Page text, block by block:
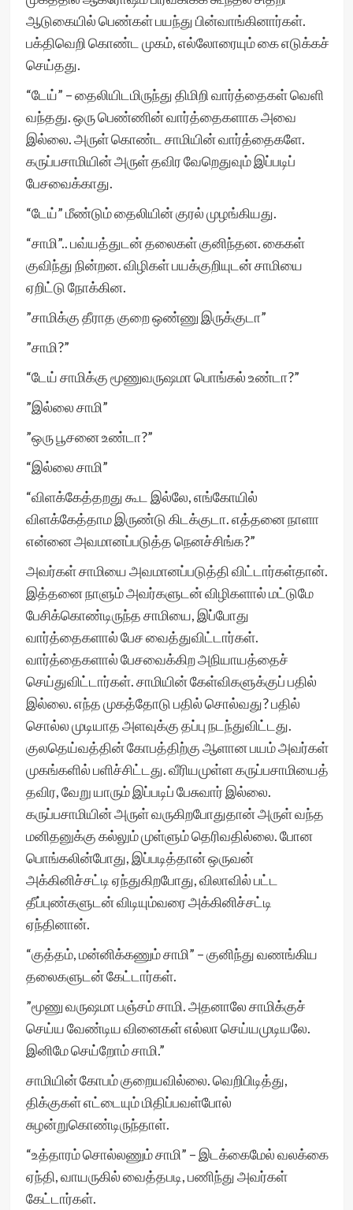
ஆடுகையில் பெண்கள் பயந்து பின்வாங்கினார்கள்.
பக்திவெறி கொண்ட முகம், எல்லோரையும் கை எடுக்கச்
செய்தது.
“டேய்” – தைலியிடமிருந்து திமிறி வார்த்தைகள் வெளி
வந்தது. ஒரு பெண்ணின் வார்த்தைகளாக அவை
இல்லை. அருள் கொண்ட சாமியின் வார்த்தைகளே.
கருப்பசாமியின் அருள் தவிர வேறெதுவும் இப்படிப்
பேசவைக்காது.
“டேய்” மீண்டும் தைலியின் குரல் முழங்கியது.
“சாமி”.. பவ்யத்துடன் தலைகள் குனிந்தன. கைகள்
குவிந்து நின்றன. விழிகள் பயக்குறியுடன் சாமியை
ஏறிட்டு நோக்கின.
”சாமிக்கு தீராத குறை ஒண்ணு இருக்குடா”
”சாமி?”
“டேய் சாமிக்கு மூணுவருஷமா பொங்கல் உண்டா?”
”இல்லை சாமி”
”ஒரு பூசனை உண்டா?”
“இல்லை சாமி”
“விளக்கேத்தறது கூட இல்லே, எங்கோயில்
விளக்கேத்தாம இருண்டு கிடக்குடா. எத்தனை நாளா
என்னை அவமானப்படுத்த நெனச்சிங்க?”
அவர்கள் சாமியை அவமானப்படுத்தி விட்டார்கள்தான்.
இத்தனை நாளும் அவர்களுடன் விழிகளால் மட்டுமே
பேசிக்கொண்டிருந்த சாமியை, இப்போது
வார்த்தைகளால் பேச வைத்துவிட்டார்கள்.
வார்த்தைகளால் பேசவைக்கிற அநியாயத்தைச்
செய்துவிட்டார்கள். சாமியின் கேள்விகளுக்குப் பதில்
இல்லை. எந்த முகத்தோடு பதில் சொல்வது? பதில்
சொல்ல முடியாத அளவுக்கு தப்பு நடந்துவிட்டது.
குலதெய்வத்தின் கோபத்திற்கு ஆளான பயம் அவர்கள்
முகங்களில் பளிச்சிட்டது. வீரியமுள்ள கருப்பசாமியைத்
தவிர, வேறு யாரும் இப்படிப் பேசுவார் இல்லை.
கருப்பசாமியின் அருள் வருகிறபோதுதான் அருள் வந்த
மனிதனுக்கு கல்லும் முள்ளும் தெரிவதில்லை. போன
பொங்கலின்போது, இப்படித்தான் ஒருவன்
அக்கினிச்சட்டி ஏந்துகிறபோது, விலாவில் பட்ட
தீப்புண்களுடன் விடியும்வரை அக்கினிச்சட்டி
ஏந்தினான்.
“குத்தம், மன்னிக்கணும் சாமி” – குனிந்து வணங்கிய
தலைகளுடன் கேட்டார்கள்.
”மூணு வருஷமா பஞ்சம் சாமி. அதனாலே சாமிக்குச்
செய்ய வேண்டிய வினைகள் எல்லா செய்யமுடியலே.
இனிமே செய்றோம் சாமி.”
சாமியின் கோபம் குறையவில்லை. வெறிபிடித்து,
திக்குகள் எட்டையும் மிதிப்பவள்போல்
சுழன்றுகொண்டிருந்தாள்.
“உத்தாரம் சொல்லணும் சாமி” – இடக்கைமேல் வலக்கை
ஏந்தி, வாயருகில் வைத்தபடி, பணிந்து அவர்கள்
கேட்டார்கள்.